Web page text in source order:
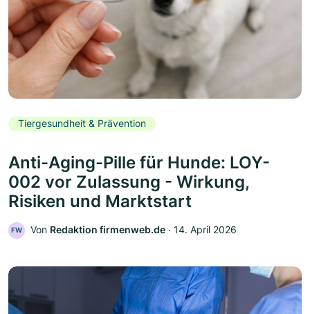
Tiergesundheit & Prävention
Anti-Aging-Pille für Hunde: LOY-
002 vor Zulassung - Wirkung,
Risiken und Marktstart
FW Von Redaktion firmenweb.de ‧ 14. April 2026